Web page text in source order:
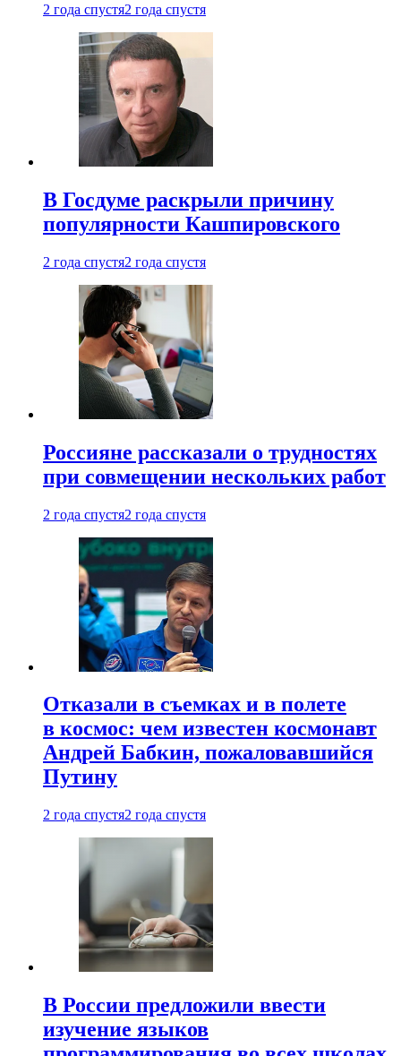
2 года спустя2 года спустя
В Госдуме раскрыли причину
популярности Кашпировского
2 года спустя2 года спустя
Россияне рассказали о трудностях
при совмещении нескольких работ
2 года спустя2 года спустя
Отказали в съемках и в полете
в космос: чем известен космонавт
Андрей Бабкин, пожаловавшийся
Путину
2 года спустя2 года спустя
В России предложили ввести
изучение языков